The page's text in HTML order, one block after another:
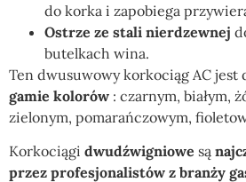
do korka i zapobiega
Ostrze ze stali nierdzewnej
butelkach wina.
Ten dwusuwowy korkociąg AC jest
gamie kolorów : czarnym, białym,
zielonym, pomarańczowym,
Korkociągi dwudźwigniowe są
przez profesjonalistów z branży